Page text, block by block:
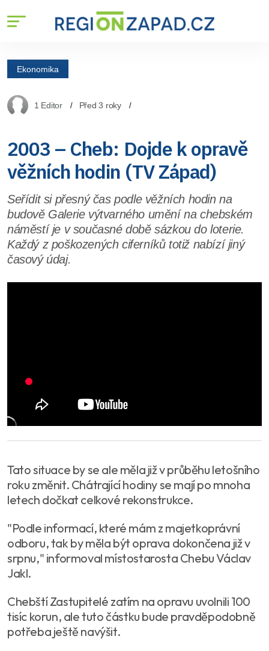
Ekonomika
1 Editor Před 3 roky
2003 – Cheb: Dojde k opravě
věžních hodin (TV Západ)
Seřídit si přesný čas podle věžních hodin na
budově Galerie výtvarného umění na chebském
náměstí je v současné době sázkou do loterie.
Každý z poškozených ciferníků totiž nabízí jiný
časový údaj.
Tato situace by se ale měla již v průběhu letošního
roku změnit. Chátrající hodiny se mají po mnoha
letech dočkat celkové rekonstrukce.
"Podle informací, které mám z majetkoprávní
odboru, tak by měla být oprava dokončena již v
srpnu," informoval místostarosta Chebu Václav
Jakl.
Chebští Zastupitelé zatím na opravu uvolnili 100
tisíc korun, ale tuto částku bude pravděpodobně
potřeba ještě navýšit.